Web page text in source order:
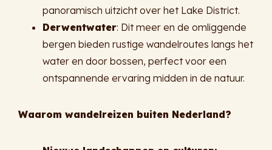
panoramisch uitzicht over het Lake District.
Derwentwater: Dit meer en de omliggende
bergen bieden rustige wandelroutes langs het
water en door bossen, perfect voor een
ontspannende ervaring midden in de natuur.
Waarom wandelreizen buiten Nederland?